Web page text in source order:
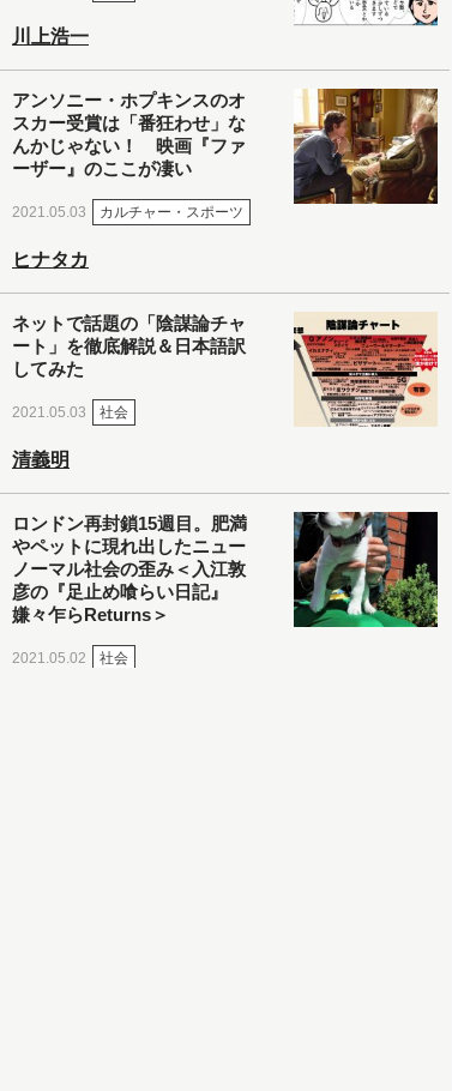
川上浩一
アンソニー・ホプキンスのオ
スカー受賞は「番狂わせ」な
んかじゃない！ 映画『ファ
ーザー』のここが凄い
2021.05.03 カルチャー・スポーツ
ヒナタカ
ネットで話題の「陰謀論チャ
ート」を徹底解説＆日本語訳
してみた
2021.05.03 社会
清義明
ロンドン再封鎖15週目。肥満
やペットに現れ出したニュー
ノーマル社会の歪み＜入江敦
彦の『足止め喰らい日記』
嫌々乍らReturns＞
2021.05.02 社会